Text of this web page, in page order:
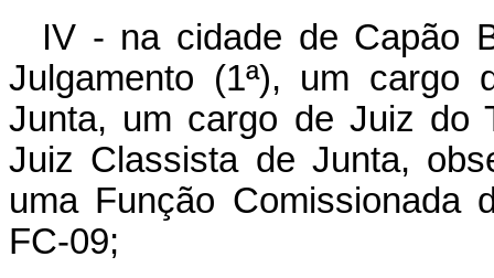
IV - na cidade de Capão
Julgamento (1ª), um cargo
Junta, um cargo de Juiz do
Juiz Classista de Junta,
uma Função
FC-09;